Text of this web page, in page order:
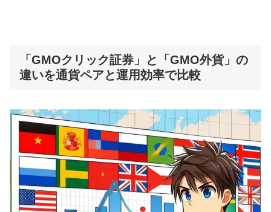
「GMOクリック証券」と「GMO外貨」の
違いを通貨ペアと運用効率で比較